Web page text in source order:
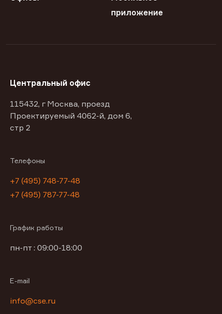
приложение
Центральный офис
115432, г Москва, проезд
Проектируемый 4062-й, дом 6,
стр 2
Телефоны
+7 (495) 748-77-48
+7 (495) 787-77-48
График работы
пн-пт : 09:00-18:00
E-mail
info@cse.ru